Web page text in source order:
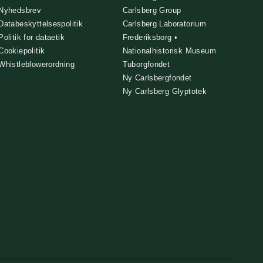
for dataetik
Carlsberg Group
Carlsberg Laboratorium
Frederiksborg •
Nationalhistorisk Museum
Tuborgfondet
Ny Carlsbergfondet
Ny Carlsberg Glyptotek